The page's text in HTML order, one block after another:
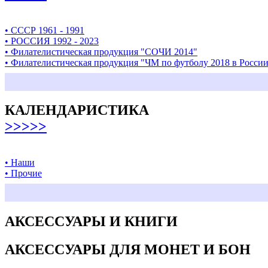
• СССР 1961 - 1991
• РОССИЯ 1992 - 2023
• Филателистическая продукция "СОЧИ 2014"
• Филателистическая продукция "ЧМ по футболу 2018 в
КАЛЕНДАРИСТИКА
>>>>>
• Наши
• Прочие
АКСЕССУАРЫ И КНИГИ
АКСЕССУАРЫ ДЛЯ МОНЕТ И БОН